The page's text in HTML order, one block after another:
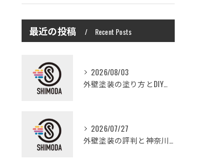
最近の投稿 Recent Posts
2026/08/03
外壁塗装の塗り方とDIYで失敗しない基礎知識と作業手順
2026/07/27
外壁塗装の評判と神奈川県大和市愛甲郡愛川町で信頼できる業者選び徹底ガイド